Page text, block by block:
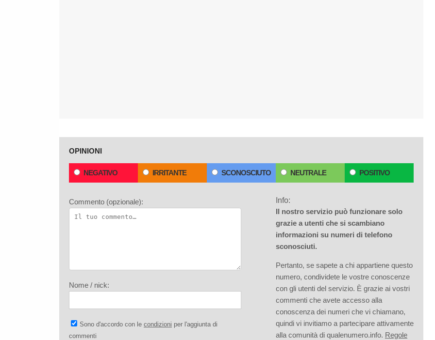
OPINIONI
NEGATIVO IRRITANTE SCONOSCIUTO NEUTRALE POSITIVO
Commento (opzionale):
Nome / nick:
Sono d'accordo con le condizioni per l'aggiunta di
commenti
Info:
Il nostro servizio può funzionare solo
grazie a utenti che si scambiano
informazioni su numeri di telefono
sconosciuti.
Pertanto, se sapete a chi appartiene questo
numero, condividete le vostre conoscenze
con gli utenti del servizio. È grazie ai vostri
commenti che avete accesso alla
conoscenza dei numeri che vi chiamano,
quindi vi invitiamo a partecipare attivamente
alla comunità di qualenumero.info. Regole